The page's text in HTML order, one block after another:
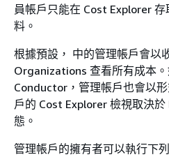
員帳戶只能在 Cost Explorer
料。
根據預設， 中的管理帳戶會以
Organizations 查看所有成本
Conductor，管理帳戶也會以
戶的 Cost Explorer 檢視取決
態。
管理帳戶的擁有者可以執行下列